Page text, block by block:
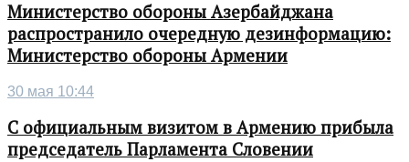
Министерство обороны Азербайджана
распространило очередную дезинформацию:
Министерство обороны Армении
30 мая 10:44
С официальным визитом в Армению прибыла
председатель Парламента Словении